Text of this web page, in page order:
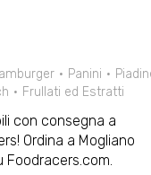
Panini
Frullati ed Estratti
con consegna a
Ordina a Mogliano
Foodracers.com.